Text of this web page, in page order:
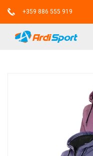
+359 886 555 919